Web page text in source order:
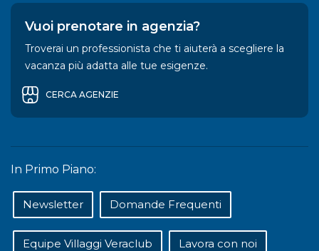
Vuoi prenotare in agenzia?
Troverai un professionista che ti aiuterà a scegliere la
vacanza più adatta alle tue esigenze.
CERCA AGENZIE
In Primo Piano:
Newsletter Domande Frequenti
Equipe Villaggi Veraclub Lavora con noi